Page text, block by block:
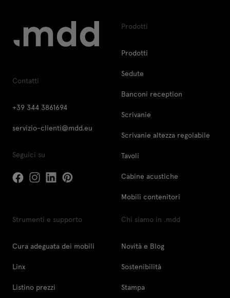
Contatti
+39 344 3861694
servizio-clienti@mdd.eu
Seguici su
Prodotti
Prodotti
Sedute
Banconi reception
Scrivanie
Scrivanie altezza regolabile
Tavoli
Cabine acustiche
Mobili contenitori
Strumenti e supporto
Cura adeguata dei mobili
Linx
Listino prezzi
Chi siamo in .mdd
Novità e Blog
Sostenibilità
Stampa